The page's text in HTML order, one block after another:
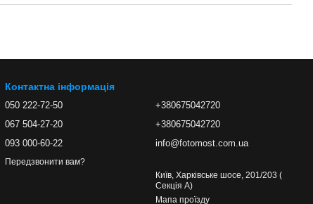
Контактна інформація
050 222-72-50
067 504-27-20
093 000-60-22
Передзвонити вам?
+380675042720
+380675042720
info@fotomost.com.ua
Київ, Харківське шосе, 201/203 (
Секція А)
Мапа проїзду